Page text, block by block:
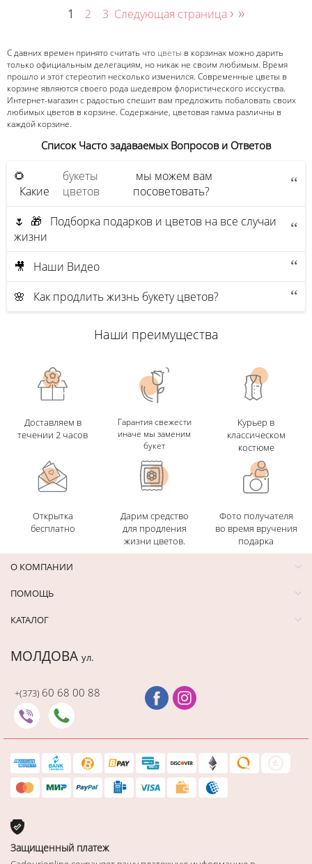
1 2 3 Следующая страница › »
С давних времен принято считать что цветы в корзинах можно дарить
только официальным делегациям, но никак не своим любимым. Время
прошло и этот стереотип несколько изменился. Современные цветы в
корзине являются своего рода шедевром флористического исскуства.
Интернет-магазин с радостью спешит вам предложить побаловать своих
любимых цветов в корзине. Содержание, цветовая гамма различны в
каждой корзине.
Список Часто задаваемых Вопросов и Ответов
🌻
Какие
букеты
цветов
мы можем вам
посоветовать?
🌷 🎁 Подборка подарков и цветов на все случаи
жизни
🎥 Наши Видео
🌸 Как продлить жизнь букету цветов?
Наши преимущества
Доставляем в
течении 2 часов
Гарантия свежести
иначе мы заменим
букет
Курьер в
классическом
костюме
Открытка
бесплатно
Дарим средство
для продления
жизни цветов.
Фото получателя
во время вручения
подарка
О КОМПАНИИ
ПОМОЩЬ
КАТАЛОГ
МОЛДОВА ул.
+(373) 60 68 00 88
Защищенный платеж